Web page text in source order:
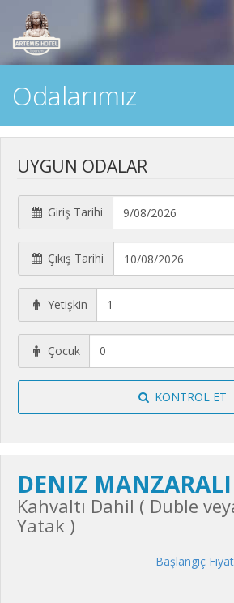
Odalarımız
UYGUN ODALAR
Giriş Tarihi
Çıkış Tarihi
Yetişkin 1
Çocuk 0
KONTROL ET
DENIZ
Kahvaltı Dahil ( Duble
Yatak )
Başlangıç